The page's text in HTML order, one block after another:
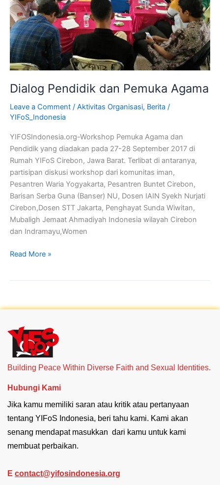
Dialog Pendidik dan Pemuka Agama
Leave a Comment / Aktivitas Organisasi, Berita /
YIFoS_Indonesia
YIFOSIndonesia.org-Workshop Pemuka Agama dan
Pendidik yang diadakan pada 27-28 September 2017 di
Rumah YIFoS Cirebon, Jawa Barat. Terlibat di antaranya,
partisipan diskusi workshop dari komunitas iman,
Pesantren Waria Yogyakarta, Pesantren Buntet Cirebon,
Barisan Serba Guna (Banser) NU, Dosen IAIN Syekh Nurjati
Cirebon,Dosen STT Jakarta, Penghayat Sunda Wiwitan,
Mubaligh Jemaat Ahmadiyah Indonesia wilayah Cirebon
dan Indramayu,Women
Read More »
Building Peace Within Diverse Faith and Sexual Identities.
Hubungi Kami
Jika kamu memiliki saran atau kritik atau pertanyaan
tentang YIFoS Indonesia, beri tahu kami. Kami akan
senang mendapat masukkan dari kamu untuk kami
membuat perbaikan.
E contact@yifosindonesia.org